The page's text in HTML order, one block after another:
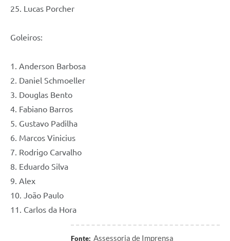
25. Lucas Porcher
Goleiros:
1. Anderson Barbosa
2. Daniel Schmoeller
3. Douglas Bento
4. Fabiano Barros
5. Gustavo Padilha
6. Marcos Vinicius
7. Rodrigo Carvalho
8. Eduardo Silva
9. Alex
10. João Paulo
11. Carlos da Hora
Fonte: Assessoria de Imprensa